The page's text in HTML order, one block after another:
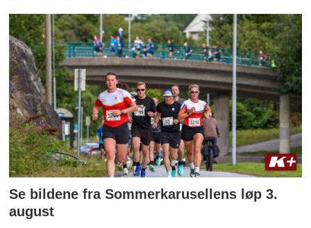
Se bildene fra Sommerkarusellens løp 3.
august